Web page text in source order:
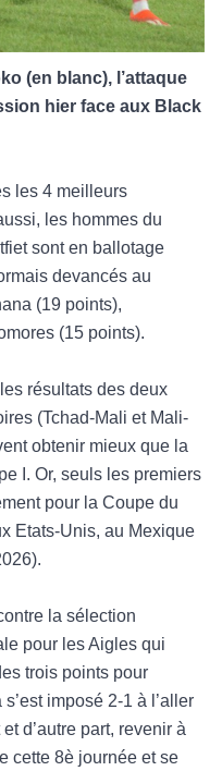
(en blanc), l’attaque
hier face aux Black
les 4 meilleurs
les hommes du
sont en ballotage
devancés au
(19 points),
(15 points).
résultats des deux
(Tchad-Mali et Mali-
obtenir mieux que la
I. Or, seuls les premiers
pour la Coupe du
Etats-Unis, au Mexique
la sélection
pour les Aigles qui
trois points pour
imposé 2-1 à l’aller
d’autre part, revenir à
cette 8è journée et se